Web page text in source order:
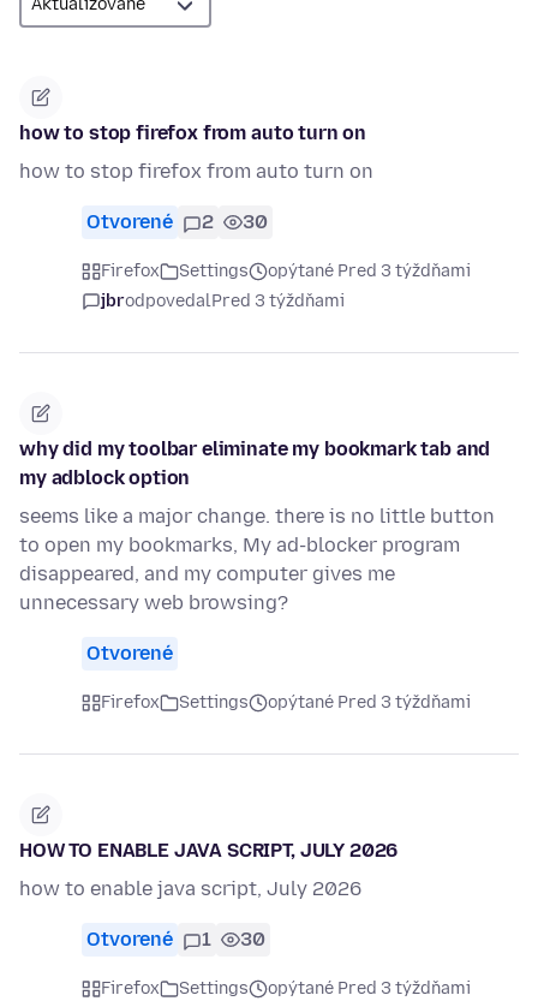
how to stop firefox from auto turn on
how to stop firefox from auto turn on
Otvorené 2 30
Firefox Settings
opýtané Pred 3 týždňami
jbrodpovedalPred 3 týždňami
why did my toolbar eliminate my bookmark tab and
my adblock option
seems like a major change. there is no little button
to open my bookmarks, My ad-blocker program
disappeared, and my computer gives me
unnecessary web browsing?
Otvorené
Firefox Settings opýtané Pred 3 týždňami
HOW TO ENABLE JAVA SCRIPT, JULY 2026
how to enable java script, July 2026
Otvorené 1 30
Firefox Settings
opýtané Pred 3 týždňami